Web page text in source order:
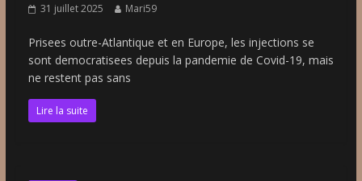
31 juillet 2025 Mari59
Prisees outre-Atlantique et en Europe, les injections se
sont democratisees depuis la pandemie de Covid-19, mais
ne restent pas sans
Lire la suite